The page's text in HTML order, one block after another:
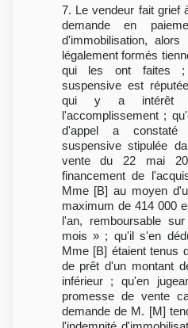
7. Le vendeur fait grief
demande en
d'immobilisation,
légalement formés
qui les ont faites ;
suspensive est
qui y a intérêt
l'accomplissement ;
d'appel a
suspensive stipulée
vente du 22 mai
financement de
Mme [B] au moyen
maximum de 414 000
l'an, remboursable
mois » ; qu'il s'en
Mme [B] étaient tenus
de prêt d'un montant
inférieur ; qu'en
promesse de vente
demande de M. [M]